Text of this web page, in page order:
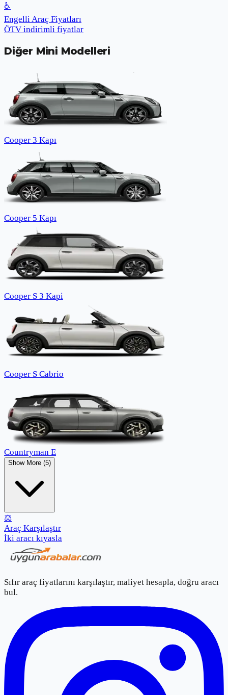
♿
Engelli Araç Fiyatları
ÖTV indirimli fiyatlar
Diğer Mini Modelleri
Cooper 3 Kapı
Cooper 5 Kapı
Cooper S 3 Kapi
Cooper S Cabrio
Countryman E
Show More (5)
⚖️
Araç Karşılaştır
İki aracı kıyasla
Sıfır araç fiyatlarını karşılaştır, maliyet hesapla, doğru aracı
bul.